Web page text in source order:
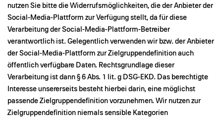
nutzen Sie bitte die Widerrufsmöglichkeiten, die der Anbieter der
Social-Media-Plattform zur Verfügung stellt, da für diese
Verarbeitung der Social-Media-Plattform-Betreiber
verantwortlich ist. Gelegentlich verwenden wir bzw. der Anbieter
der Social-Media-Plattform zur Zielgruppendefinition auch
öffentlich verfügbare Daten. Rechtsgrundlage dieser
Verarbeitung ist dann § 6 Abs. 1 lit. g DSG-EKD. Das berechtigte
Interesse unsererseits besteht hierbei darin, eine möglichst
passende Zielgruppendefinition vorzunehmen. Wir nutzen zur
Zielgruppendefinition niemals sensible Kategorien